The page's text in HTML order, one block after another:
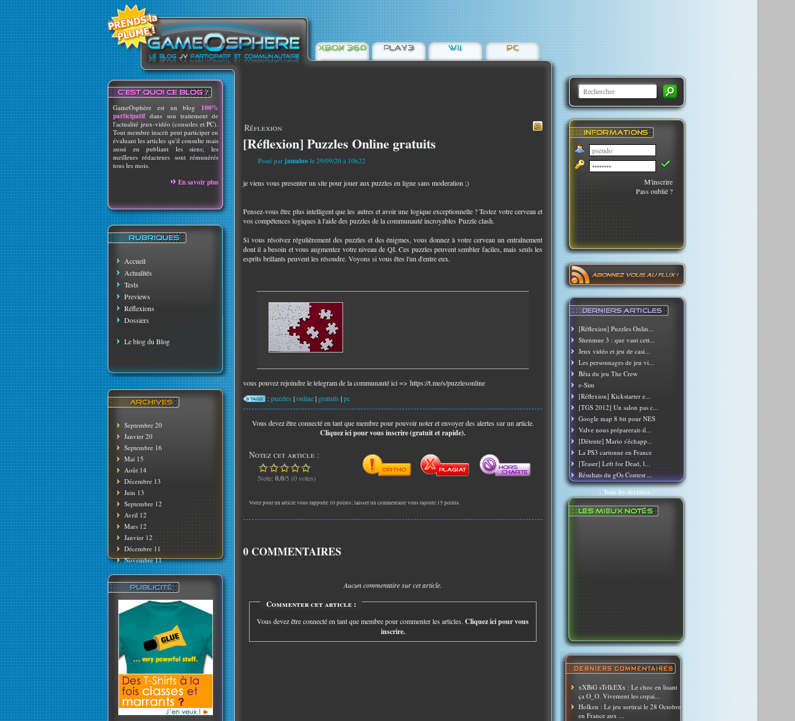
GameOsphère est un blog 100%
participatif dans son traitement de
l'actualité jeux-vidéo (consoles et PC).
Tout membre inscrit peut participer en
évaluant les articles qu'il consulte mais
aussi en publiant les siens; les
meilleurs rédacteurs sont rémunérés
tous les mois.
En savoir plus
Accueil
Actualités
Tests
Previews
Réflexions
Dossiers
Le blog du Blog
Septembre 20
Janvier 20
Septembre 16
Mai 15
Août 14
Décembre 13
Juin 13
Septembre 12
Avril 12
Mars 12
Janvier 12
Décembre 11
Novembre 11
M'inscrire
Pass oublié ?
[Réflexion] Puzzles Onlin...
Shenmue 3 : que vaut cett...
Jeux vidéo et jeu de casi...
Les personnages de jeu vi...
Bêta du jeu The Crew
e-Sim
[Réflexion] Kickstarter e...
[TGS 2012] Un salon pas c...
Google map 8 bit pour NES
Valve nous préparerait-il...
[Détente] Mario s'échapp...
La PS3 cartonne en France
[Teaser] Left for Dead, l...
Résultats du gOs Contest ...
:: Tous les derniers::
xXBiG sTrIkEXx : Le choc en lisant
ça O_O. Vivement les copai...
Holken : Le jeu sortirai le 28 Octobre
en France aux ...
Réflexion
[Réflexion] Puzzles Online gratuits
Posté par jamaloo le 29/09/20 à 10h22
je viens vous presenter un site pour jouer aux puzzles en ligne sans moderation ;)
Pensez-vous être plus intelligent que les autres et avoir une logique exceptionnelle ? Testez votre cerveau et
vos compétences logiques à l'aide des puzzles de la communauté incroyables Puzzle clash.
Si vous résolvez régulièrement des puzzles et des énigmes, vous donnez à votre cerveau un entraînement
dont il a besoin et vous augmentez votre niveau de QI. Ces puzzles peuvent sembler faciles, mais seuls les
esprits brillants peuvent les résoudre. Voyons si vous êtes l'un d'entre eux.
vous pouvez rejoindre le telegram de la communauté ici => https://t.me/s/puzzlesonline
:puzzles |online| gratuits |pc
Vous devez être connecté en tant que membre pour pouvoir noter et envoyer des alertes sur un article.
Cliquez ici pour vous inscrire (gratuit et rapide).
Notez cet article :
Note: 0.0/5 (0 votes)
Voter pour un article vous rapporte 10 points; laisser un commentaire vous rajoute 15 points.
0 COMMENTAIRES
Aucun commentaire sur cet article.
Commenter cet article :
Vous devez être connecté en tant que membre pour commenter les articles. Cliquez ici pour vous
inscrire.